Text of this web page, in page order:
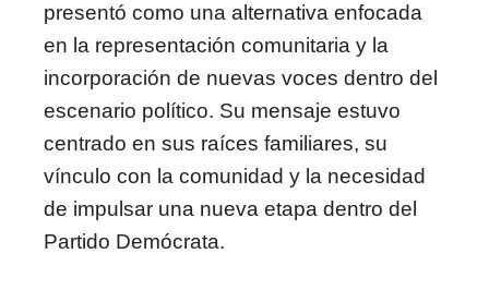
presentó como una alternativa enfocada
en la representación comunitaria y la
incorporación de nuevas voces dentro del
escenario político. Su mensaje estuvo
centrado en sus raíces familiares, su
vínculo con la comunidad y la necesidad
de impulsar una nueva etapa dentro del
Partido Demócrata.